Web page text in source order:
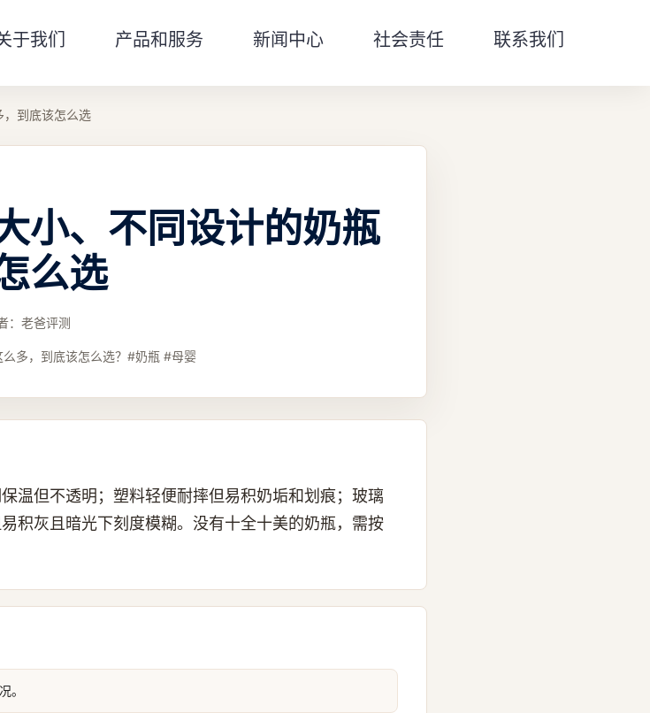
于我们 产品和服务 新闻中心 社会责任 联系我们
，到底该怎么选
小、不同设计的奶瓶
么选
： 老爸评测
多，到底该怎么选？#奶瓶 #母婴
温但不透明；塑料轻便耐摔但易积奶垢和划痕；玻璃
积灰且暗光下刻度模糊。没有十全十美的奶瓶，需按
。